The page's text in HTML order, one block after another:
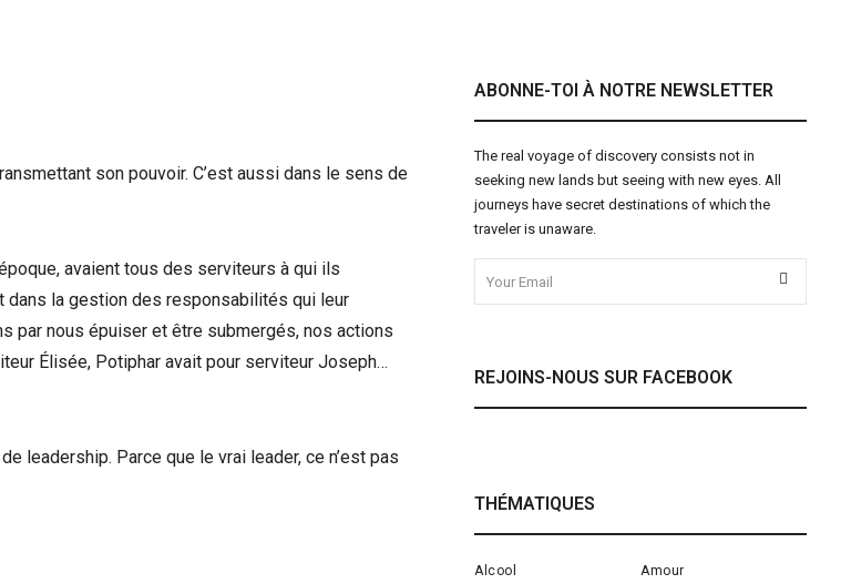
son pouvoir. C’est aussi dans le sens de
avaient tous des serviteurs à qui ils
dans la gestion des responsabilités qui leur
par nous épuiser et être submergés, nos actions
Élisée, Potiphar avait pour serviteur Joseph…
leadership. Parce que le vrai leader, ce n’est pas
ABONNE-TOI À NOTRE NEWSLETTER
The real voyage of discovery consists not in
seeking new lands but seeing with new eyes. All
journeys have secret destinations of which the
traveler is unaware.
REJOINS-NOUS SUR FACEBOOK
THÉMATIQUES
Alcool
Amour